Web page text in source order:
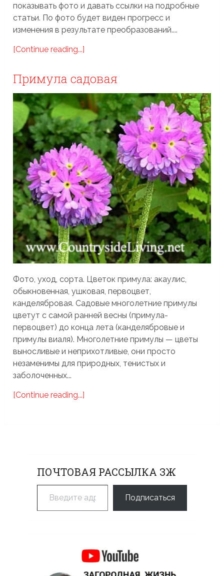
показывать фото и давать ссылки на подробные
статьи. По фото будет виден прогресс и
изменения в результате преобразований....
[Continue reading...]
Примула садовая
Фото, уход, сорта. Цветок примула: акаулис,
обыкновенная, ушковая, первоцвет,
канделябровая. Садовые многолетние примулы
цветут с самой ранней весны (примула-
первоцвет) до конца лета (канделябровые и
примулы виаля). Многолетние примулы — цветы
выносливые и неприхотливые, они просто
незаменимы для природных, тенистых и
заболоченных...
[Continue reading...]
ПОЧТОВАЯ РАССЫЛКА ЗЖ
Введите адрес электронной почты…
Подписаться